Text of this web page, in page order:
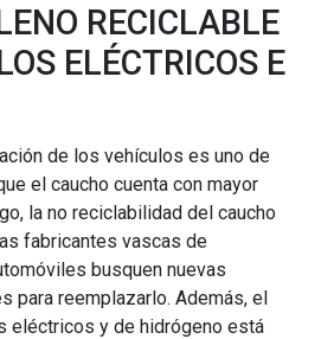
RECICLABLE
ELÉCTRICOS E
de los vehículos es uno de
el caucho cuenta con mayor
la no reciclabilidad del caucho
fabricantes vascas de
busquen nuevas
para reemplazarlo. Además, el
eléctricos y de hidrógeno está